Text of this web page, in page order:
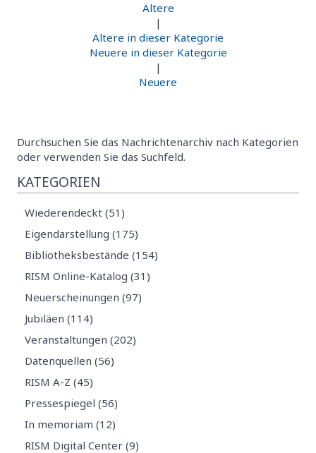
Ältere
|
Ältere in dieser Kategorie
Neuere in dieser Kategorie
|
Neuere
Durchsuchen Sie das Nachrichtenarchiv nach Kategorien
oder verwenden Sie das Suchfeld.
KATEGORIEN
Wiederendeckt (51)
Eigendarstellung (175)
Bibliotheksbestände (154)
RISM Online-Katalog (31)
Neuerscheinungen (97)
Jubiläen (114)
Veranstaltungen (202)
Datenquellen (56)
RISM A-Z (45)
Pressespiegel (56)
In memoriam (12)
RISM Digital Center (9)